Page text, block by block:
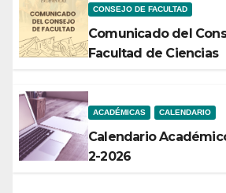
CONSEJO DE FACULTAD
Comunicado del
Facultad de Ciencias
ACADÉMICAS CALENDARIO
Calendario
2-2026